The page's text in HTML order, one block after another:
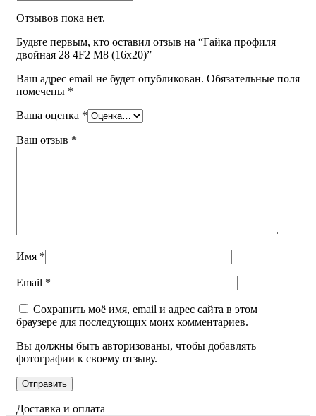
Отзывов пока нет.
Будьте первым, кто оставил отзыв на “Гайка профиля
двойная 28 4F2 M8 (16х20)”
Ваш адрес email не будет опубликован. Обязательные поля
помечены *
Ваша оценка *
Ваш отзыв *
Имя *
Email *
Сохранить моё имя, email и адрес сайта в этом
браузере для последующих моих комментариев.
Вы должны быть авторизованы, чтобы добавлять
фотографии к своему отзыву.
Доставка и оплата